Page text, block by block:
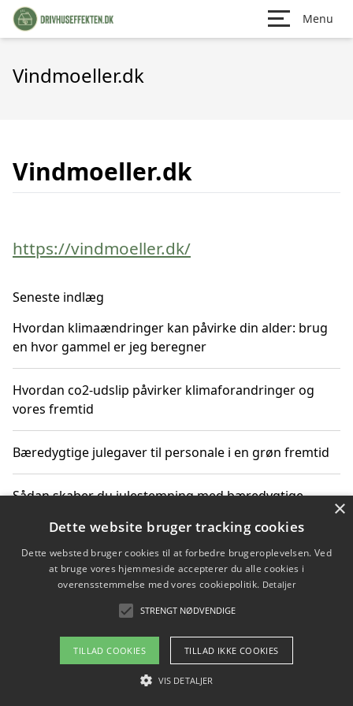
Menu
Vindmoeller.dk
Vindmoeller.dk
https://vindmoeller.dk/
Seneste indlæg
Hvordan klimaændringer kan påvirke din alder: brug
en hvor gammel er jeg beregner
Hvordan co2-udslip påvirker klimaforandringer og
vores fremtid
Bæredygtige julegaver til personale i en grøn fremtid
Sådan skaber du julestemning med bæredygtige
Sådan skaber du et bæredygtigt hjem med familien i
Copyright 2026 - Pilanto Aps
Om / kontakt
×
Dette website bruger tracking cookies
Dette websted bruger cookies til at forbedre brugeroplevelsen. Ved
at bruge vores hjemmeside accepterer du alle cookies i
overensstemmelse med vores cookiepolitik. Detaljer
STRENGT NØDVENDIGE
TILLAD COOKIES TILLAD IKKE COOKIES
VIS DETALJER